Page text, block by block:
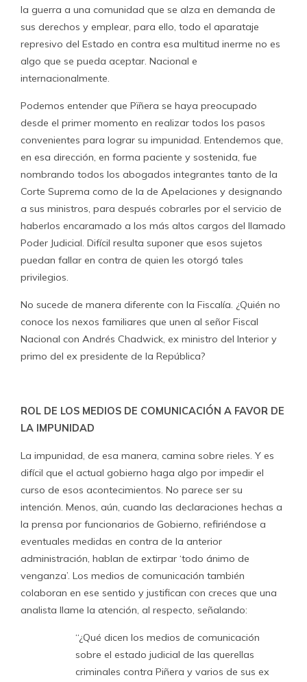
la guerra a una comunidad que se alza en demanda de
sus derechos y emplear, para ello, todo el aparataje
represivo del Estado en contra esa multitud inerme no es
algo que se pueda aceptar. Nacional e
internacionalmente.
Podemos entender que Pïñera se haya preocupado
desde el primer momento en realizar todos los pasos
convenientes para lograr su impunidad. Entendemos que,
en esa dirección, en forma paciente y sostenida, fue
nombrando todos los abogados integrantes tanto de la
Corte Suprema como de la de Apelaciones y designando
a sus ministros, para después cobrarles por el servicio de
haberlos encaramado a los más altos cargos del llamado
Poder Judicial. Difícil resulta suponer que esos sujetos
puedan fallar en contra de quien les otorgó tales
privilegios.
No sucede de manera diferente con la Fiscalía. ¿Quién no
conoce los nexos familiares que unen al señor Fiscal
Nacional con Andrés Chadwick, ex ministro del Interior y
primo del ex presidente de la República?
ROL DE LOS MEDIOS DE COMUNICACIÓN A FAVOR DE
LA IMPUNIDAD
La impunidad, de esa manera, camina sobre rieles. Y es
difícil que el actual gobierno haga algo por impedir el
curso de esos acontecimientos. No parece ser su
intención. Menos, aún, cuando las declaraciones hechas a
la prensa por funcionarios de Gobierno, refiriéndose a
eventuales medidas en contra de la anterior
administración, hablan de extirpar ‘todo ánimo de
venganza’. Los medios de comunicación también
colaboran en ese sentido y justifican con creces que una
analista llame la atención, al respecto, señalando:
“¿Qué dicen los medios de comunicación
sobre el estado judicial de las querellas
criminales contra Piñera y varios de sus ex